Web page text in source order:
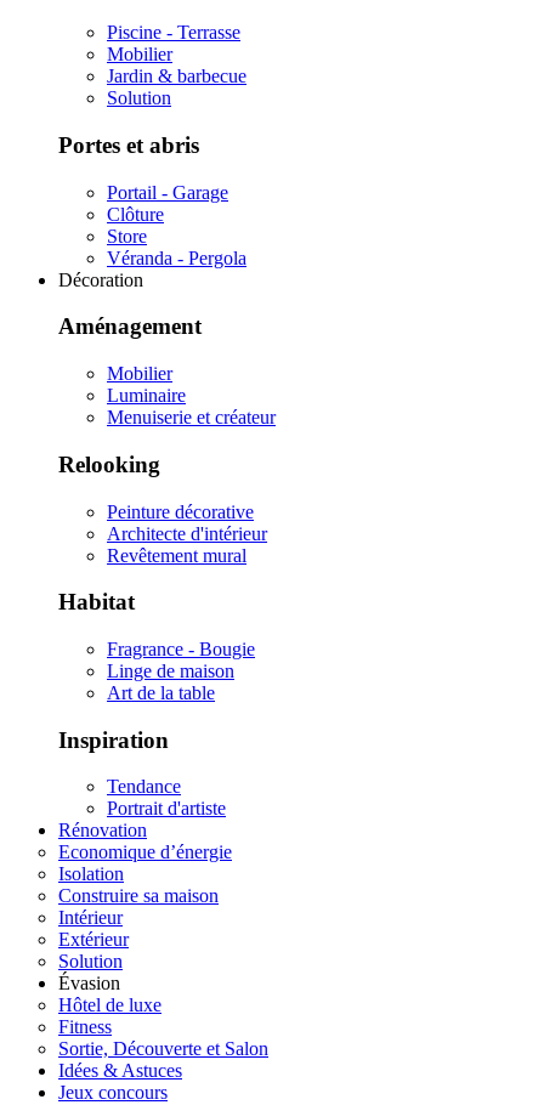
Piscine - Terrasse
Mobilier
Jardin & barbecue
Solution
Portes et abris
Portail - Garage
Clôture
Store
Véranda - Pergola
Décoration
Aménagement
Mobilier
Luminaire
Menuiserie et créateur
Relooking
Peinture décorative
Architecte d'intérieur
Revêtement mural
Habitat
Fragrance - Bougie
Linge de maison
Art de la table
Inspiration
Tendance
Portrait d'artiste
Rénovation
Economique d’énergie
Isolation
Construire sa maison
Intérieur
Extérieur
Solution
Évasion
Hôtel de luxe
Fitness
Sortie, Découverte et Salon
Idées & Astuces
Jeux concours